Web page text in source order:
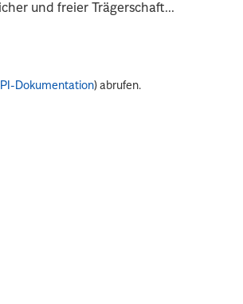
und freier Trägerschaft...
Dokumentation) abrufen.